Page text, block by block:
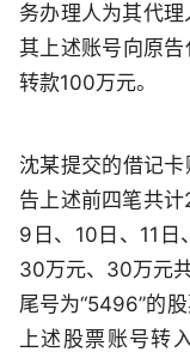
务办理人为其代
其上述账号向原
转款100万元。
沈某提交的借记
告上述前四笔共
9日、10日、11日
30万元、30万元
尾号为“5496”的
上述股票账号转